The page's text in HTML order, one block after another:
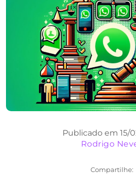
Publicado em 15/
Rodrigo
Compartilhe: